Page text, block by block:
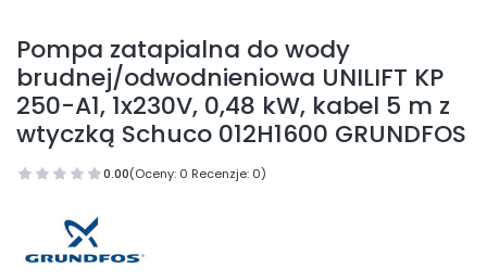
Pompa zatapialna do wody
brudnej/odwodnieniowa UNILIFT KP
250-A1, 1x230V, 0,48 kW, kabel 5 m z
wtyczką Schuco 012H1600 GRUNDFOS
0.00(Oceny: 0 Recenzje: 0)